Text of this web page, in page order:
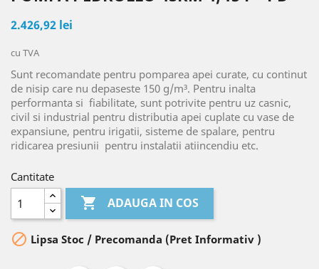
2.426,92 lei
cu TVA
Sunt recomandate pentru pomparea apei curate, cu continut
de nisip care nu depaseste 150 g/m³. Pentru inalta
performanta si fiabilitate, sunt potrivite pentru uz casnic,
civil si industrial pentru distributia apei cuplate cu vase de
expansiune, pentru irigatii, sisteme de spalare, pentru
ridicarea presiunii pentru instalatii atiincendiu etc.
Cantitate
 ADAUGA IN COS
 Lipsa Stoc / Precomanda (Pret Informativ )